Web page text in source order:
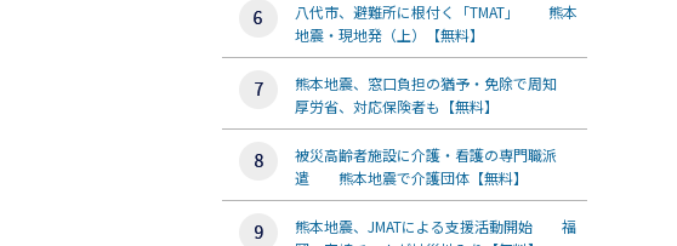
八代市、避難所に根付く「TMAT」 熊本
地震・現地発（上）【無料】
熊本地震、窓口負担の猶予・免除で周知
厚労省、対応保険者も【無料】
被災高齢者施設に介護・看護の専門職派
遣 熊本地震で介護団体【無料】
熊本地震、JMATによる支援活動開始 福